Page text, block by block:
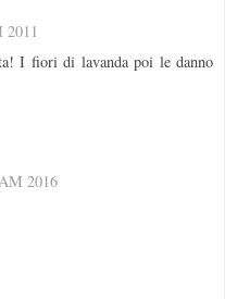
2011
I fiori di lavanda poi le danno
2016